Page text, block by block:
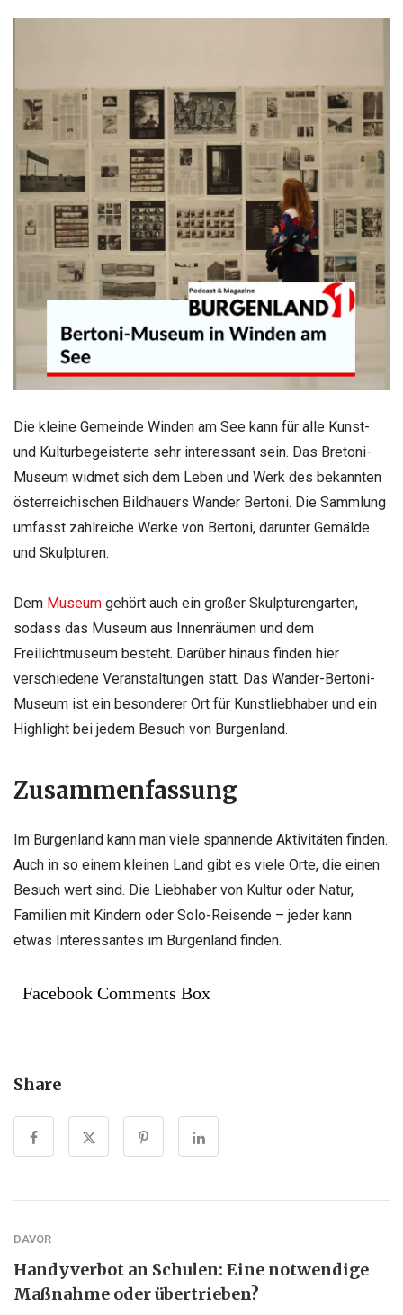
Die kleine Gemeinde Winden am See kann für alle Kunst-
und Kulturbegeisterte sehr interessant sein. Das Bretoni-
Museum widmet sich dem Leben und Werk des bekannten
österreichischen Bildhauers Wander Bertoni. Die Sammlung
umfasst zahlreiche Werke von Bertoni, darunter Gemälde
und Skulpturen.
Dem Museum gehört auch ein großer Skulpturengarten,
sodass das Museum aus Innenräumen und dem
Freilichtmuseum besteht. Darüber hinaus finden hier
verschiedene Veranstaltungen statt. Das Wander-Bertoni-
Museum ist ein besonderer Ort für Kunstliebhaber und ein
Highlight bei jedem Besuch von Burgenland.
Zusammenfassung
Im Burgenland kann man viele spannende Aktivitäten finden.
Auch in so einem kleinen Land gibt es viele Orte, die einen
Besuch wert sind. Die Liebhaber von Kultur oder Natur,
Familien mit Kindern oder Solo-Reisende – jeder kann
etwas Interessantes im Burgenland finden.
Facebook Comments Box
Share
DAVOR
Handyverbot an Schulen: Eine notwendige
Maßnahme oder übertrieben?